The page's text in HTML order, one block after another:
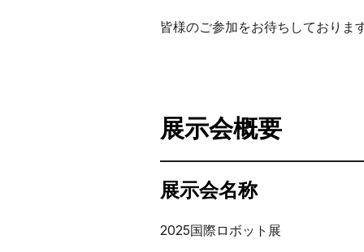
皆様のご参加をお待ちしておりま
展示会概要
展示会名称
2025国際ロボット展